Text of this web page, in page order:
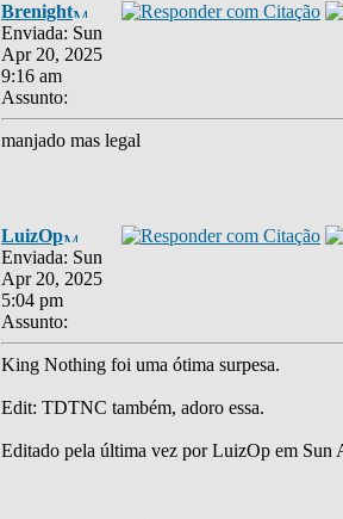
Brenight
Enviada: Sun
Apr 20, 2025
9:16 am
Assunto:
manjado mas legal
LuizOp
Enviada: Sun
Apr 20, 2025
5:04 pm
Assunto:
King Nothing foi uma ótima surpesa.
Edit: TDTNC também, adoro essa.
Editado pela última vez por LuizOp em Sun